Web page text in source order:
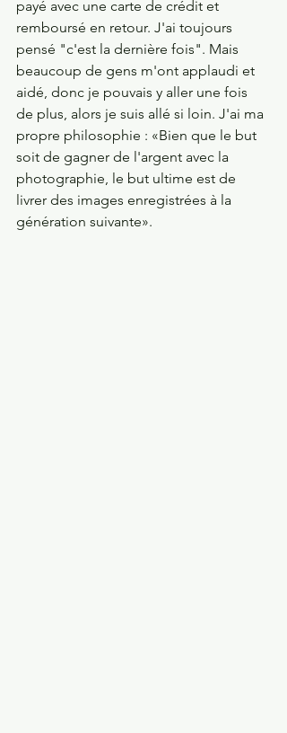
payé avec une carte de crédit et
remboursé en retour. J'ai toujours
pensé "c'est la dernière fois". Mais
beaucoup de gens m'ont applaudi et
aidé, donc je pouvais y aller une fois
de plus, alors je suis allé si loin. J'ai ma
propre philosophie : «Bien que le but
soit de gagner de l'argent avec la
photographie, le but ultime est de
livrer des images enregistrées à la
génération suivante».